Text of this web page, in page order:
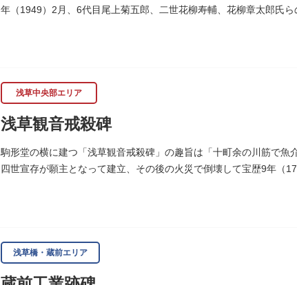
年（1949）2月、6代目尾上菊五郎、二世花柳寿輔、花柳章太郎氏ら
浅草中央部エリア
浅草観音戒殺碑
駒形堂の横に建つ「浅草観音戒殺碑」の趣旨は「十町余の川筋で
四世宣存が願主となって建立、その後の火災で倒壊して宝歴9年（
浅草橋・蔵前エリア